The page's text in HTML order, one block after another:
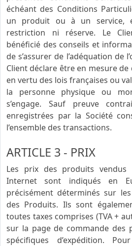
échéant des Conditions
un produit ou à un service,
restriction ni réserve. Le
bénéficié des conseils et
de s’assurer de l’adéquation de
Client déclare être en mesure
en vertu des lois françaises ou
la personne physique ou
s’engage. Sauf preuve
enregistrées par la Société
l’ensemble des transactions.
ARTICLE 3 - PRIX
Les prix des produits
Internet sont indiqués en
précisément déterminés sur
des Produits. Ils sont
toutes taxes comprises (TVA +
sur la page de commande des
spécifiques d’expédition.